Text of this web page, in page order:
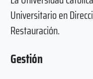
Universitario en
Restauración.
Gestión